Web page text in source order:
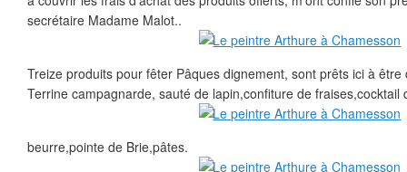
secrétaire Madame Malot..
Treize produits pour fêter Pâques dignement, sont prêts ici à être
Terrine campagnarde, sauté de lapin,confiture de fraises,cocktail
beurre,pointe de Brie,pâtes.